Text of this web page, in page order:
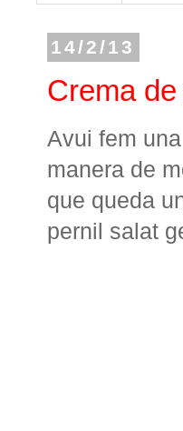
14/2/13
Crema
Avui fem
manera de
que queda
pernil salat